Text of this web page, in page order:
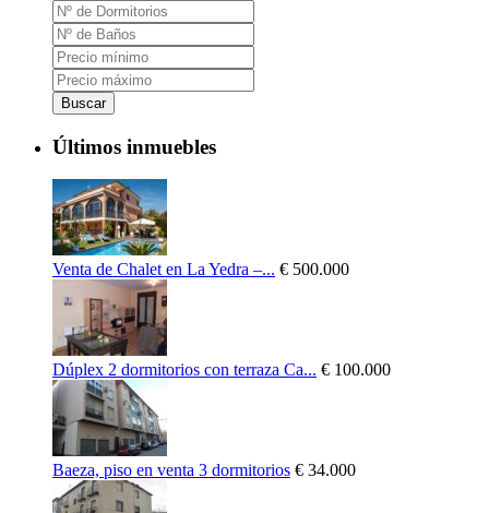
Buscar
Últimos inmuebles
Venta de Chalet en La Yedra –... € 500.000
Dúplex 2 dormitorios con terraza Ca... € 100.000
Baeza, piso en venta 3 dormitorios € 34.000